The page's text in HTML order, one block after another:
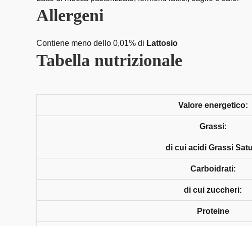
Allergeni
Contiene meno dello 0,01% di Lattosio
Tabella nutrizionale
Valore energetico:
Grassi:
di cui acidi Grassi
Carboidrati:
di cui zuccheri:
Proteine